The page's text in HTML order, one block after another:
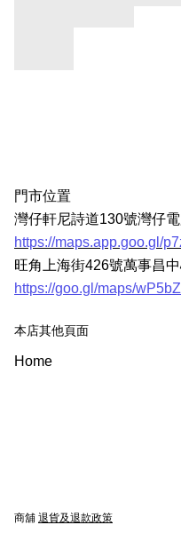
門市位置
灣仔軒尼詩道130號灣仔
https://maps.app.goo.gl/
旺角上海街426號萬事昌
https://goo.gl/maps/
本店其他頁面
Home
商舖 退貨及退款政策